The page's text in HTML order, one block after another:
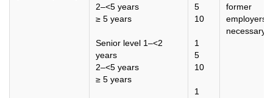
2–<5 years
≥ 5 years
Senior level 1–<2
years
2–<5 years
≥ 5 years
5
10
1
5
10
1
former
employers
necessary.